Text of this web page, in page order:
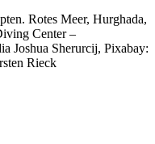
Rotes Meer, Hurghada,
Center –
Joshua Sherurcij, Pixabay:
Rieck